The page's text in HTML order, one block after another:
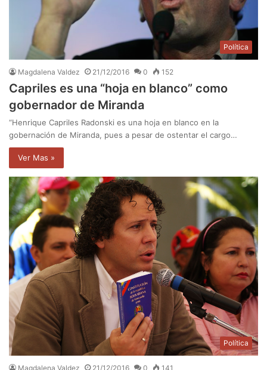
Política
Magdalena Valdez 21/12/2016 0 152
Capriles es una “hoja en blanco” como
gobernador de Miranda
“Henrique Capriles Radonski es una hoja en blanco en la
gobernación de Miranda, pues a pesar de ostentar el cargo…
Ver Mas »
Política
Magdalena Valdez 21/12/2016 0 141